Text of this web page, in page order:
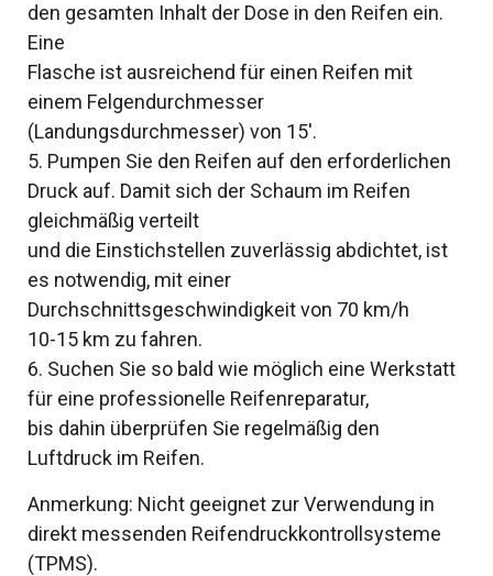
den gesamten Inhalt der Dose in den Reifen ein.
Eine
Flasche ist ausreichend für einen Reifen mit
einem Felgendurchmesser
(Landungsdurchmesser) von 15′.
5. Pumpen Sie den Reifen auf den erforderlichen
Druck auf. Damit sich der Schaum im Reifen
gleichmäßig verteilt
und die Einstichstellen zuverlässig abdichtet, ist
es notwendig, mit einer
Durchschnittsgeschwindigkeit von 70 km/h
10-15 km zu fahren.
6. Suchen Sie so bald wie möglich eine Werkstatt
für eine professionelle Reifenreparatur,
bis dahin überprüfen Sie regelmäßig den
Luftdruck im Reifen.
Anmerkung: Nicht geeignet zur Verwendung in
direkt messenden Reifendruckkontrollsysteme
(TPMS).